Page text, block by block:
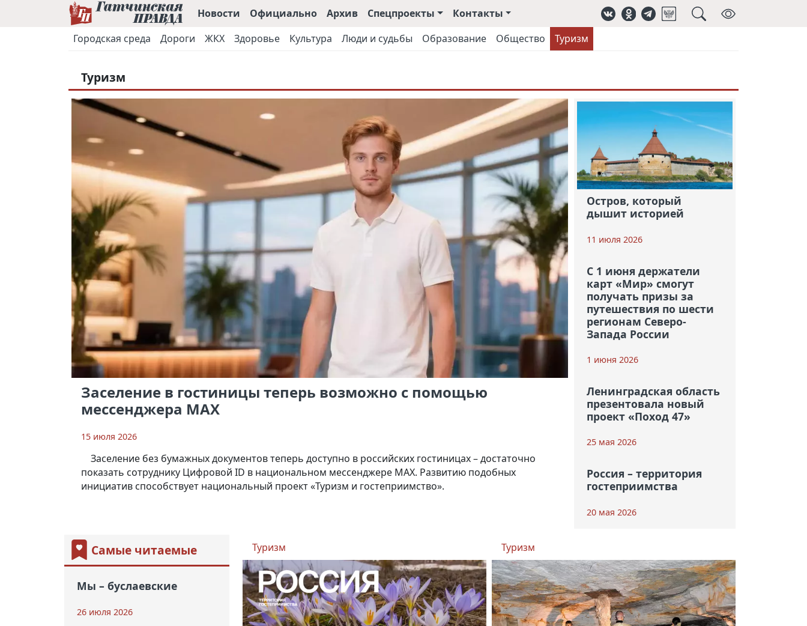
Новости Официально Архив Спецпроекты
Контакты
Городская среда
Дороги ЖКХ Здоровье Культура Люди и судьбы Образование Общество Туризм
Туризм
Заселение в гостиницы теперь возможно с помощью
мессенджера MAX
15 июля 2026
Заселение без бумажных документов теперь доступно в российских гостиницах – достаточно
показать сотруднику Цифровой ID в национальном мессенджере MAX. Развитию подобных
инициатив способствует национальный проект «Туризм и гостеприимство».
Остров, который
дышит историей
11 июля 2026
С 1 июня держатели
карт «Мир» смогут
получать призы за
путешествия по шести
регионам Северо-
Запада России
1 июня 2026
Ленинградская область
презентовала новый
проект «Поход 47»
25 мая 2026
Россия – территория
гостеприимства
20 мая 2026
Туризм Туризм
Самые читаемые
Мы – буслаевские
26 июля 2026